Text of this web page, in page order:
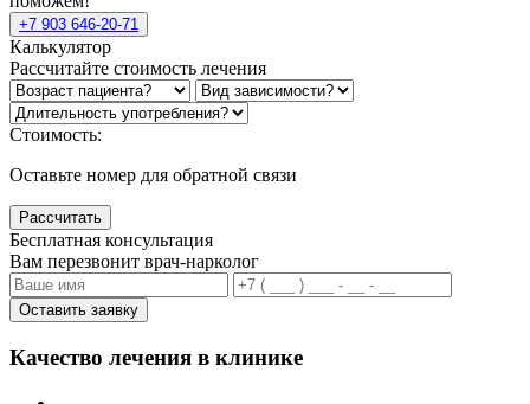
+7 903 646-20-71
Калькулятор
Рассчитайте стоимость лечения
Стоимость:
Оставьте номер для обратной связи
Рассчитать
Бесплатная консультация
Вам перезвонит врач-нарколог
Оставить заявку
Качество лечения в клинике